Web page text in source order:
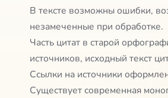
В тексте возможны ошибки,
незамеченные при обработке.
Часть цитат в старой
источников, исходный текст
Ссылки на источники
Существует современная